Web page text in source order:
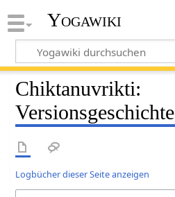
Yogawiki
Chiktanuvrikti:
Versionsgeschichte
Logbücher dieser Seite anzeigen